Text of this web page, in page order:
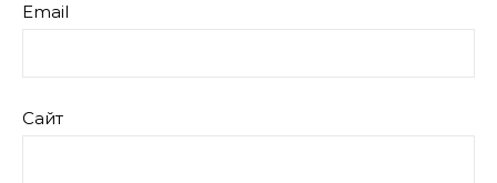
Email
Сайт